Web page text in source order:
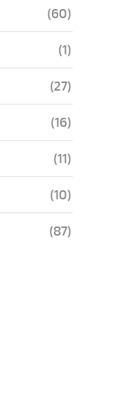
(60)
(1)
(27)
(16)
(11)
(10)
(87)